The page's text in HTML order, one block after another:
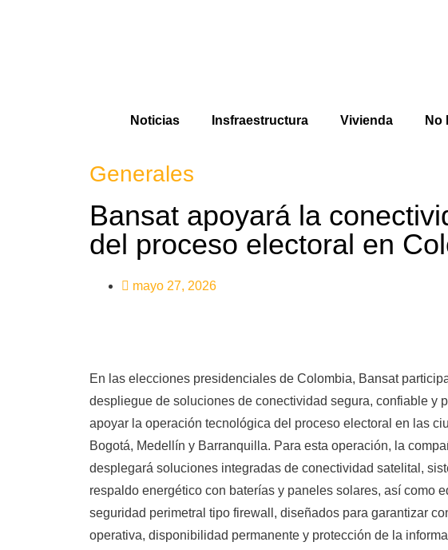
Noticias Insfraestructura Vivienda No
Generales
Bansat apoyará la
del proceso electoral en
mayo 27, 2026
En las elecciones presidenciales de Colombia, Bansat
despliegue de soluciones de conectividad segura, confiable y
apoyar la operación tecnológica del proceso electoral en las
Bogotá, Medellín y Barranquilla. Para esta operación, la
desplegará soluciones integradas de conectividad satelital,
respaldo energético con baterías y paneles solares, así como
seguridad perimetral tipo firewall, diseñados para garantizar
operativa, disponibilidad permanente y protección de la